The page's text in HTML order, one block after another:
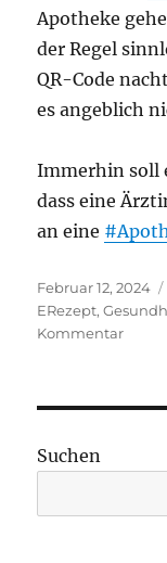
Apotheke
der Regel
QR-Code
es angeblich
Immerhin soll
dass eine
an eine
Veröffentlicht
am
Februar 12, 2024
ERezept,
Kommentarzu
QR-
Suchen